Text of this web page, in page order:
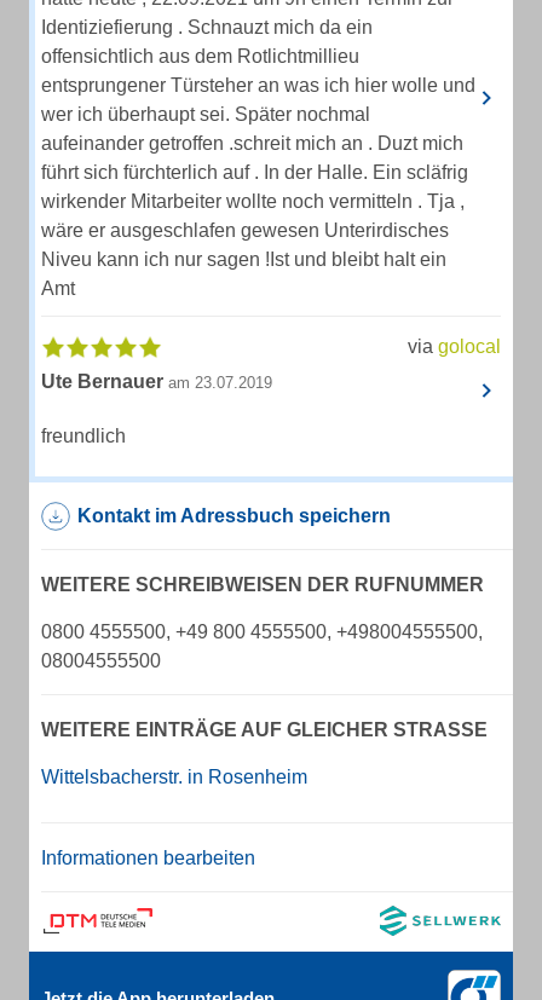
Identiziefierung . Schnauzt mich da ein
offensichtlich aus dem Rotlichtmillieu
entsprungener Türsteher an was ich hier wolle und
wer ich überhaupt sei. Später nochmal
aufeinander getroffen .schreit mich an . Duzt mich
führt sich fürchterlich auf . In der Halle. Ein scläfrig
wirkender Mitarbeiter wollte noch vermitteln . Tja ,
wäre er ausgeschlafen gewesen Unterirdisches
Niveu kann ich nur sagen !Ist und bleibt halt ein
Amt
via golocal
Ute Bernauer am 23.07.2019
freundlich
Kontakt im Adressbuch speichern
WEITERE SCHREIBWEISEN DER RUFNUMMER
0800 4555500, +49 800 4555500, +498004555500,
08004555500
WEITERE EINTRÄGE AUF GLEICHER STRASSE
Wittelsbacherstr. in Rosenheim
Informationen bearbeiten